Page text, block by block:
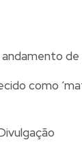
como